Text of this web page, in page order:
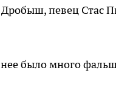
певец Стас
было много